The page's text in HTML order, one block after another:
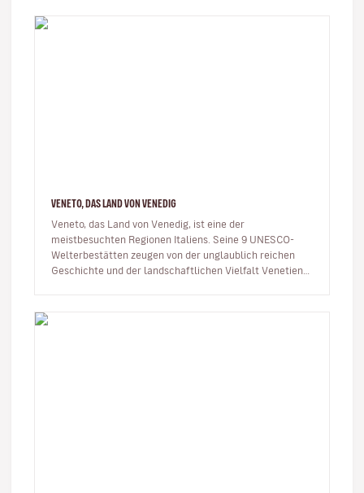
VENETO, DAS LAND VON VENEDIG
Veneto, das Land von Venedig, ist eine der
meistbesuchten Regionen Italiens. Seine 9 UNESCO-
Welterbestätten zeugen von der unglaublich reichen
Geschichte und der landschaftlichen Vielfalt Venetiens.